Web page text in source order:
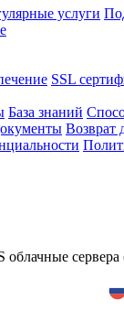
услуги
SSL
База знаний
Возврат
облачные сервера